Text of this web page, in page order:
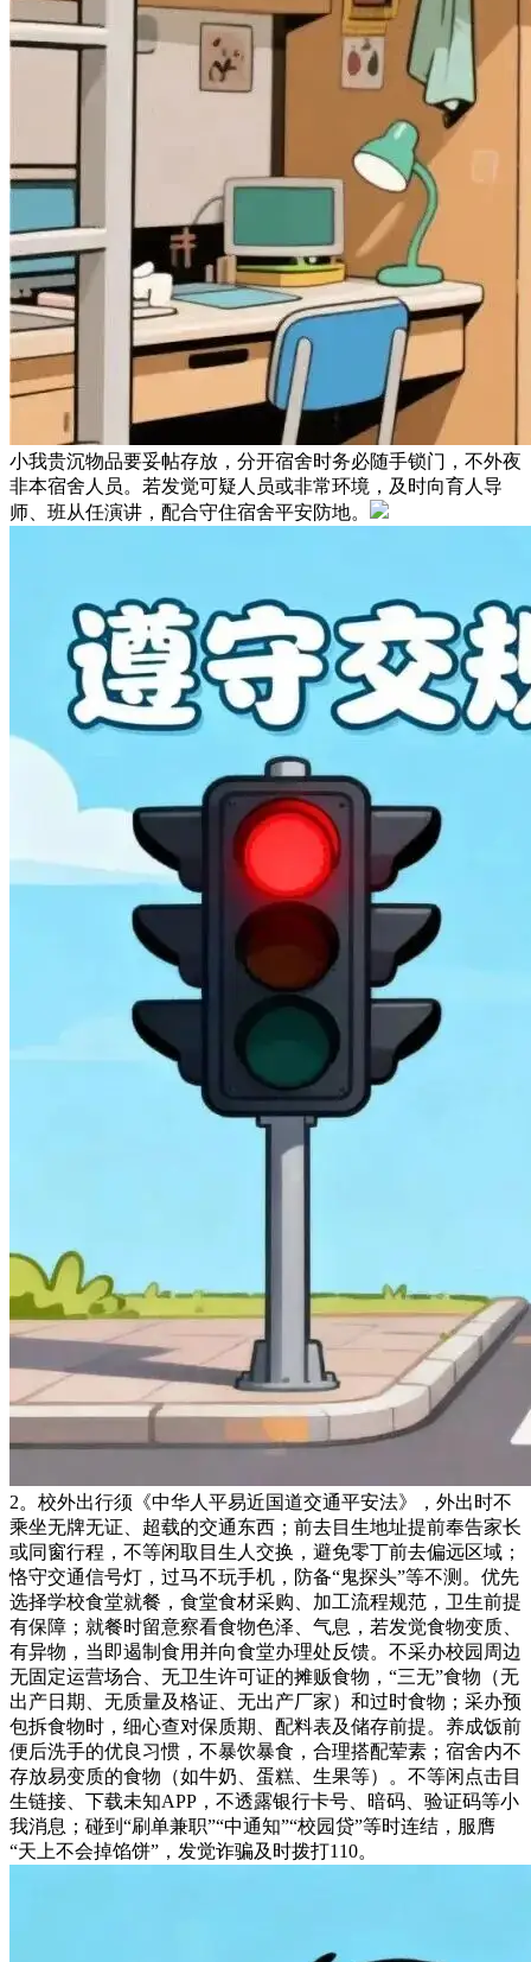
小我贵沉物品要妥帖存放，分开宿舍时务必随手锁门，不外夜
非本宿舍人员。若发觉可疑人员或非常环境，及时向育人导
师、班从任演讲，配合守住宿舍平安防地。
2。校外出行须《中华人平易近国道交通平安法》，外出时不
乘坐无牌无证、超载的交通东西；前去目生地址提前奉告家长
或同窗行程，不等闲取目生人交换，避免零丁前去偏远区域；
恪守交通信号灯，过马不玩手机，防备“鬼探头”等不测。优先
选择学校食堂就餐，食堂食材采购、加工流程规范，卫生前提
有保障；就餐时留意察看食物色泽、气息，若发觉食物变质、
有异物，当即遏制食用并向食堂办理处反馈。不采办校园周边
无固定运营场合、无卫生许可证的摊贩食物，“三无”食物（无
出产日期、无质量及格证、无出产厂家）和过时食物；采办预
包拆食物时，细心查对保质期、配料表及储存前提。养成饭前
便后洗手的优良习惯，不暴饮暴食，合理搭配荤素；宿舍内不
存放易变质的食物（如牛奶、蛋糕、生果等）。不等闲点击目
生链接、下载未知APP，不透露银行卡号、暗码、验证码等小
我消息；碰到“刷单兼职”“中通知”“校园贷”等时连结，服膺
“天上不会掉馅饼”，发觉诈骗及时拨打110。